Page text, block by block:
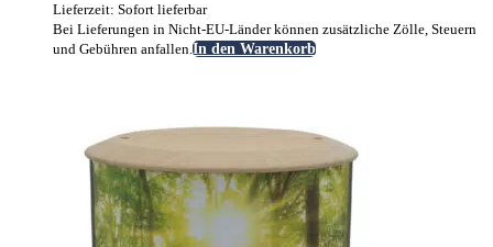
Lieferzeit: Sofort lieferbar
Bei Lieferungen in Nicht-EU-Länder können zusätzliche Zölle, Steuern
und Gebühren anfallen.In den Warenkorb